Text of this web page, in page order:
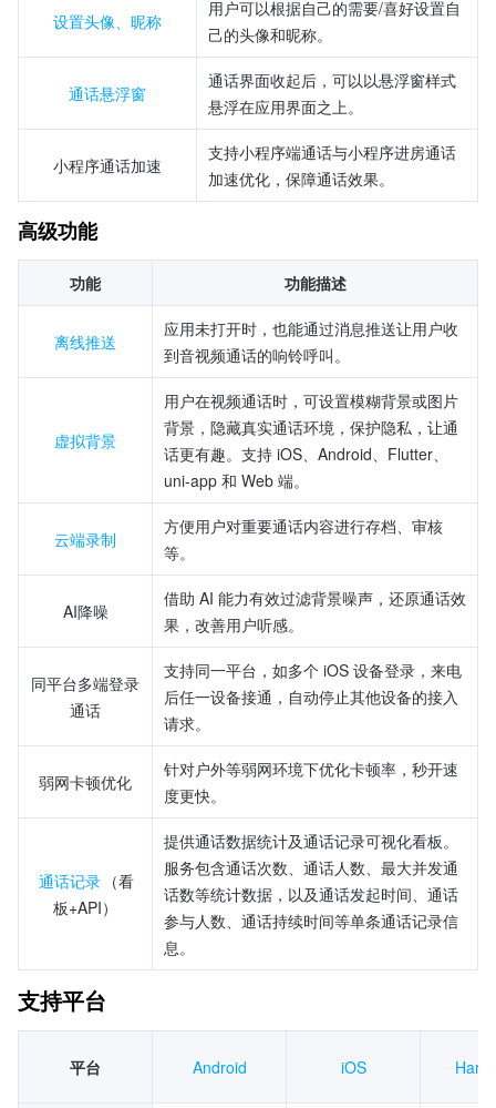
设置头像、昵称
用户可以根据自己的需要/喜好设置自
己的头像和昵称。
通话悬浮窗
通话界面收起后，可以以悬浮窗样式
悬浮在应用界面之上。
小程序通话加速
支持小程序端通话与小程序进房通话
加速优化，保障通话效果。
高级功能
功能 功能描述
离线推送
应用未打开时，也能通过消息推送让用户收
到音视频通话的响铃呼叫。
虚拟背景
用户在视频通话时，可设置模糊背景或图片
背景，隐藏真实通话环境，保护隐私，让通
话更有趣。支持 iOS、Android、Flutter、
uni-app 和 Web 端。
云端录制
方便用户对重要通话内容进行存档、审核
等。
AI降噪
借助 AI 能力有效过滤背景噪声，还原通话效
果，改善用户听感。
同平台多端登录
通话
支持同一平台，如多个 iOS 设备登录，来电
后任一设备接通，自动停止其他设备的接入
请求。
弱网卡顿优化
针对户外等弱网环境下优化卡顿率，秒开速
度更快。
通话记录 （看
板+API）
提供通话数据统计及通话记录可视化看板。
服务包含通话次数、通话人数、最大并发通
话数等统计数据，以及通话发起时间、通话
参与人数、通话持续时间等单条通话记录信
息。
支持平台
平台 Android iOS